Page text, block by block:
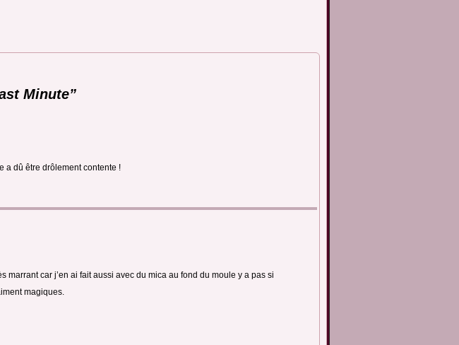
Minute”
a dû être drôlement contente !
marrant car j’en ai fait aussi avec du mica au fond du moule y a pas si
magiques.